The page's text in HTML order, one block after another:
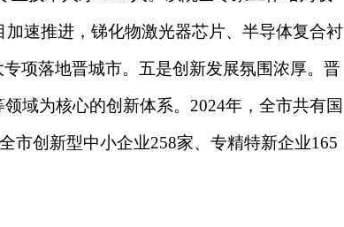
速推进，锑化物激光器芯片、半导体复合衬
项落地晋城市。五是创新发展氛围浓厚。晋
域为核心的创新体系。2024年，全市共有国
市创新型中小企业258家、专精特新企业165